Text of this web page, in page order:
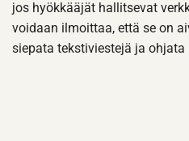
jos hyökkääjät hallitsevat
voidaan ilmoittaa, että se on
siepata tekstiviestejä ja